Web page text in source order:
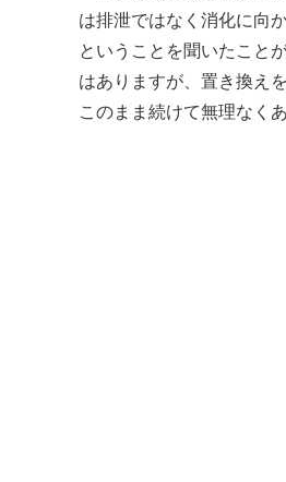
は排泄ではなく消化に向
ということを聞いたこと
はありますが、置き換え
このまま続けて無理なく